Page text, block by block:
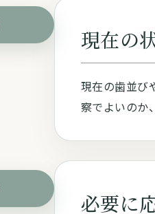
現在の
現在の歯並び
察でよいのか
必要に